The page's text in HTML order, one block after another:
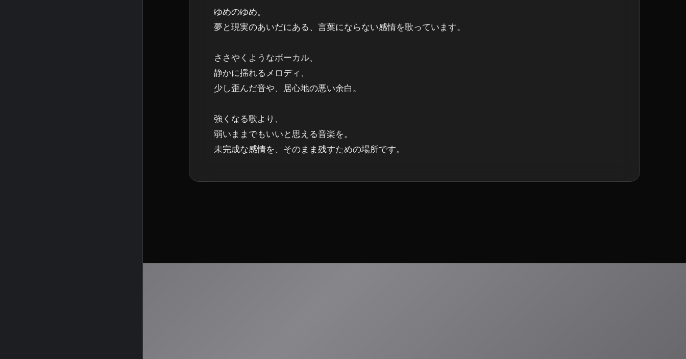
ゆめのゆめ。
夢と現実のあいだにある、言葉にならない感情を歌っています。
ささやくようなボーカル、
静かに揺れるメロディ、
少し歪んだ音や、居心地の悪い余白。
強くなる歌より、
弱いままでもいいと思える音楽を。
未完成な感情を、そのまま残すための場所です。